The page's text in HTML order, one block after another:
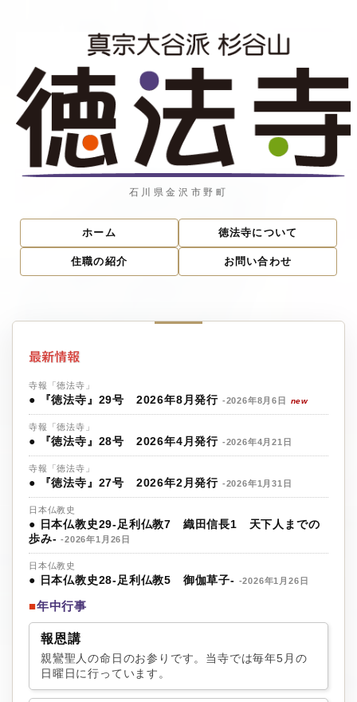
石川県金沢市野町
ホーム 徳法寺について
住職の紹介 お問い合わせ
寺報「徳法寺」
● 『徳法寺』29号 2026年8月発行 -2026年8月6日 new
寺報「徳法寺」
● 『徳法寺』28号 2026年4月発行 -2026年4月21日
寺報「徳法寺」
● 『徳法寺』27号 2026年2月発行 -2026年1月31日
日本仏教史
● 日本仏教史29‐足利仏教7 織田信長1 天下人までの
歩み- -2026年1月26日
日本仏教史
● 日本仏教史28‐足利仏教5 御伽草子- -2026年1月26日
■年中行事
報恩講
親鸞聖人の命日のお参りです。当寺では毎年5月の
日曜日に行っています。